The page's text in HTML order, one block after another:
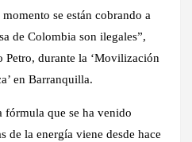
se están cobrando a
de Colombia son ilegales”,
Petro, durante la ‘Movilización
en Barranquilla.
que se ha venido
de la energía viene desde hace